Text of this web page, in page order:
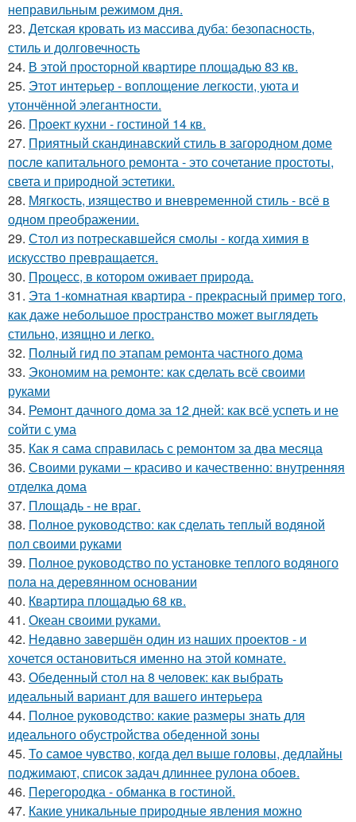
неправильным режимом дня.
23. Детская кровать из массива дуба: безопасность,
стиль и долговечность
24. В этой просторной квартире площадью 83 кв.
25. Этот интерьер - воплощение легкости, уюта и
утончённой элегантности.
26. Проект кухни - гостиной 14 кв.
27. Приятный скандинавский стиль в загородном доме
после капитального ремонта - это сочетание простоты,
света и природной эстетики.
28. Мягкость, изящество и вневременной стиль - всё в
одном преображении.
29. Стол из потрескавшейся смолы - когда химия в
искусство превращается.
30. Процесс, в котором оживает природа.
31. Эта 1-комнатная квартира - прекрасный пример того,
как даже небольшое пространство может выглядеть
стильно, изящно и легко.
32. Полный гид по этапам ремонта частного дома
33. Экономим на ремонте: как сделать всё своими
руками
34. Ремонт дачного дома за 12 дней: как всё успеть и не
сойти с ума
35. Как я сама справилась с ремонтом за два месяца
36. Своими руками – красиво и качественно: внутренняя
отделка дома
37. Площадь - не враг.
38. Полное руководство: как сделать теплый водяной
пол своими руками
39. Полное руководство по установке теплого водяного
пола на деревянном основании
40. Квартира площадью 68 кв.
41. Океан своими руками.
42. Недавно завершён один из наших проектов - и
хочется остановиться именно на этой комнате.
43. Обеденный стол на 8 человек: как выбрать
идеальный вариант для вашего интерьера
44. Полное руководство: какие размеры знать для
идеального обустройства обеденной зоны
45. То самое чувство, когда дел выше головы, дедлайны
поджимают, список задач длиннее рулона обоев.
46. Перегородка - обманка в гостиной.
47. Какие уникальные природные явления можно